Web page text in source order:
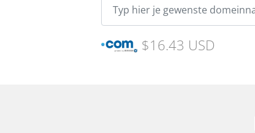
$16.43 USD